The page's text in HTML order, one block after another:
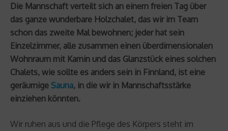
Die Mannschaft verteilt sich an einem freien Tag über
das ganze wunderbare Holzchalet, das wir im Team
schon das zweite Mal bewohnen; jeder hat sein
Einzelzimmer, alle zusammen einen überdimensionalen
Wohnraum mit Kamin und das Glanzstück eines solchen
Chalets, wie sollte es anders sein in Finnland, ist eine
geräumige Sauna, in die wir in Mannschaftsstärke
einziehen könnten.
Wir ruhen aus und die Pflege des Körpers steht im